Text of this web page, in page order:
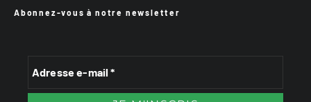
Abonnez-vous à notre newsletter